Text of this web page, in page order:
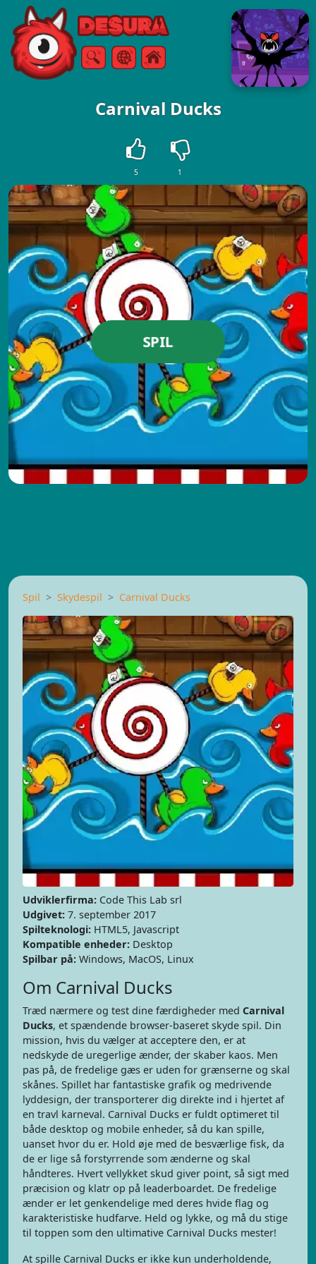
Free Online Games
Søg Menu
Carnival Ducks
5 1
SPIL
Spil Skydespil Carnival Ducks
Udviklerfirma: Code This Lab srl
Udgivet: 7. september 2017
Spilteknologi: HTML5, Javascript
Kompatible enheder: Desktop
Spilbar på: Windows, MacOS, Linux
Om Carnival Ducks
Træd nærmere og test dine færdigheder med Carnival
Ducks, et spændende browser-baseret skyde spil. Din
mission, hvis du vælger at acceptere den, er at
nedskyde de uregerlige ænder, der skaber kaos. Men
pas på, de fredelige gæs er uden for grænserne og skal
skånes. Spillet har fantastiske grafik og medrivende
lyddesign, der transporterer dig direkte ind i hjertet af
en travl karneval. Carnival Ducks er fuldt optimeret til
både desktop og mobile enheder, så du kan spille,
uanset hvor du er. Hold øje med de besværlige fisk, da
de er lige så forstyrrende som ænderne og skal
håndteres. Hvert vellykket skud giver point, så sigt med
præcision og klatr op på leaderboardet. De fredelige
ænder er let genkendelige med deres hvide flag og
karakteristiske hudfarve. Held og lykke, og må du stige
til toppen som den ultimative Carnival Ducks mester!
At spille Carnival Ducks er ikke kun underholdende,